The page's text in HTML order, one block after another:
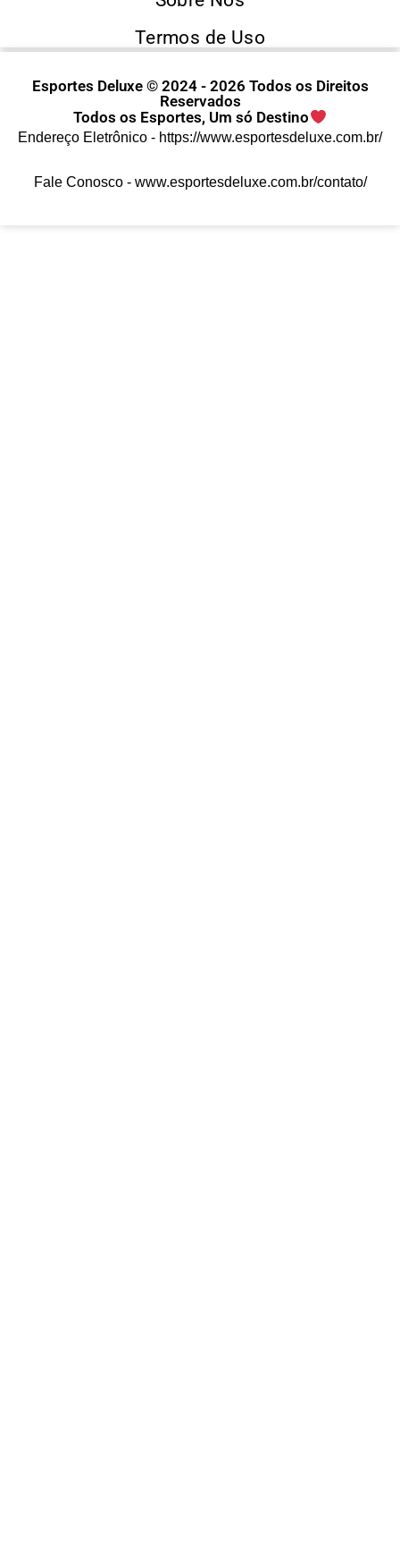
Termos de Uso
Esportes Deluxe © 2024 - 2026 Todos os Direitos
Reservados
Todos os Esportes, Um só Destino
Endereço Eletrônico - https://www.esportesdeluxe.com.br/
Fale Conosco - www.esportesdeluxe.com.br/contato/